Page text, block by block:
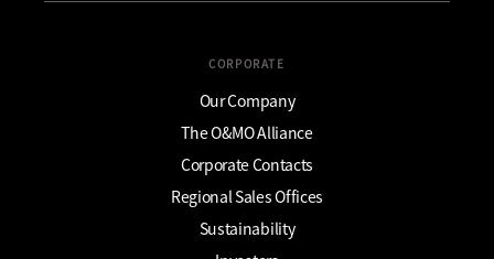
CORPORATE
Our Company
The O&MO Alliance
Corporate Contacts
Regional Sales Offices
Sustainability